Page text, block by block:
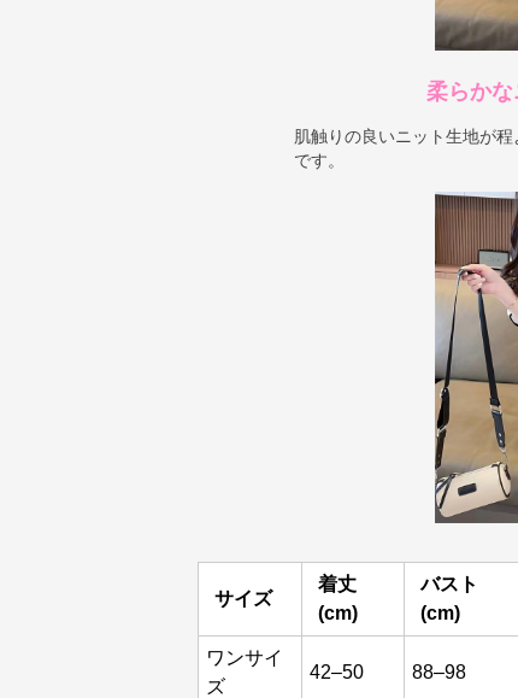
柔らか
肌触りの良いニット生地が
です。
サイズ
着丈
(cm)
バスト
(cm)
ワンサイ
ズ
42–50 88–98